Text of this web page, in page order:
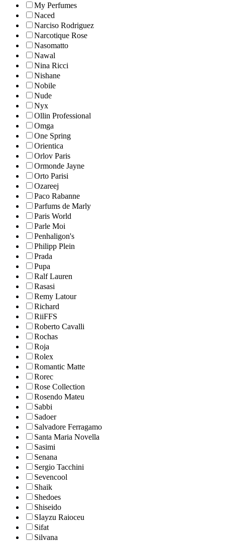
My Perfumes
Naced
Narciso Rodriguez
Narcotique Rose
Nasomatto
Nawal
Nina Ricci
Nishane
Nobile
Nude
Nyx
Ollin Professional
Omga
One Spring
Orientica
Orlov Paris
Ormonde Jayne
Orto Parisi
Ozareej
Paco Rabanne
Parfums de Marly
Paris World
Parle Moi
Penhaligon's
Philipp Plein
Prada
Pupa
Ralf Lauren
Rasasi
Remy Latour
Richard
RiiFFS
Roberto Cavalli
Rochas
Roja
Rolex
Romantic Matte
Rorec
Rose Collection
Rosendo Mateu
Sabbi
Sadoer
Salvadore Ferragamo
Santa Maria Novella
Sasimi
Senana
Sergio Tacchini
Sevencool
Shaik
Shedoes
Shiseido
SIayzu Raioceu
Sifat
Silvana